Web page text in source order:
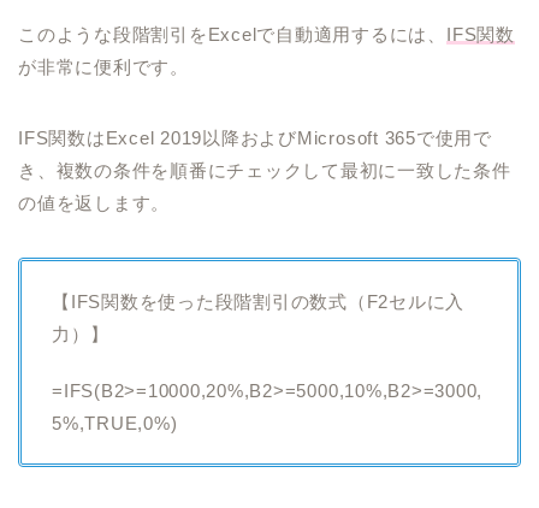
このような段階割引をExcelで自動適用するには、 IFS関数
が非常に便利です。
IFS関数はExcel 2019以降およびMicrosoft 365で使用で
き、複数の条件を順番にチェックして最初に一致した条件
の値を返します。
【IFS関数を使った段階割引の数式（F2セルに入
力）】
=IFS(B2>=10000,20%,B2>=5000,10%,B2>=3000,
5%,TRUE,0%)